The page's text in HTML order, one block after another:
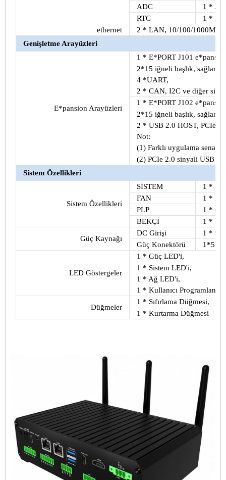
ADC
1 *
RTC
1 *
ethernet
2 * LAN, 10/100/1000M
Genişletme Arayüzleri
E*pansion Arayüzleri
1 * E*PORT J101
2*15 iğneli başlık, sağlar
4 *UART,
2 * CAN, I2C ve diğer
1 * E*PORT J102
2*15 iğneli başlık, sağlar
2 * USB 2.0 HOST, PCIe
Not:
(1) Farklı uygulama
(2) PCIe 2.0 sinyali USB
Sistem Özellikleri
Sistem Özellikleri
SİSTEM
1 *
FAN
1 *
PLP
1 *
BEKÇİ
1 *
Güç Kaynağı
DC Girişi
1 *
Güç Konektörü
1*5
LED Göstergeler
1 * Güç LED'i,
1 * Sistem LED'i,
1 * Ağ LED'i,
1 * Kullanıcı
Düğmeler
1 * Sıfırlama Düğmesi,
1 * Kurtarma Düğmesi